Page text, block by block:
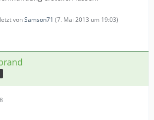
vonSamson71 (7. Mai 2013 um 19:03)